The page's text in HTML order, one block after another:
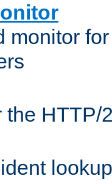
monitor
the HTTP/